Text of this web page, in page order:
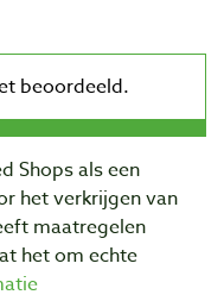
Shops als een
het verkrijgen van
maatregelen
het om echte